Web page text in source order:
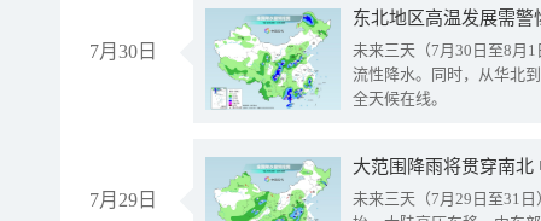
7月30日
东北地区高温发展需
未来三天（7月30日至8月
流性降水。同时，从华北
全天候在线。
7月29日
大范围降雨将贯穿南
未来三天（7月29日至31